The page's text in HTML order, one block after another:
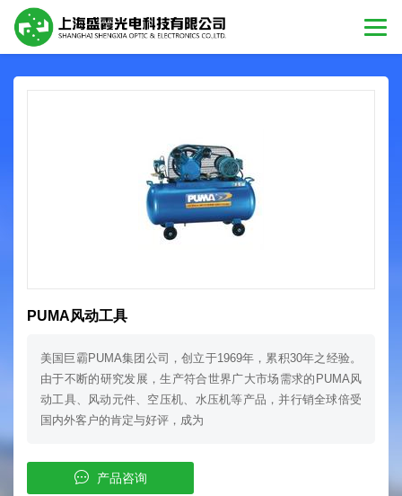
PUMA风动工具
美国巨霸PUMA集团公司，创立于1969年，累积30年之经验。
由于不断的研究发展，生产符合世界广大市场需求的PUMA风
动工具、风动元件、空压机、水压机等产品，并行销全球倍受
国内外客户的肯定与好评，成为
产品咨询